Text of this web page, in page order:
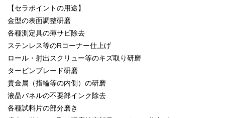
【セラポイントの用途】
金型の表面調整研磨
各種測定具の薄サビ除去
ステンレス等のRコーナー仕上げ
ロール・射出スクリュー等のキズ取り研磨
タービンブレード研磨
貴金属（指輪等の内側）の研磨
液晶パネルの不要部インク除去
各種試料片の部分磨き